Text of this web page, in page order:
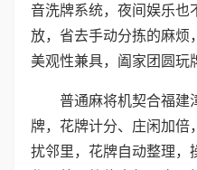
音洗牌系统，夜间娱乐也
放，省去手动分拣的麻烦
美观性兼具，阖家团圆玩
普通麻将机契合福建
牌，花牌计分、庄闲加倍
扰邻里，花牌自动整理，